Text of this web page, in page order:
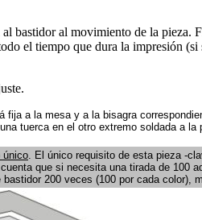
bastidor al movimiento de la pieza.
el tiempo que dura la impresión (si
fija a la mesa y a la bisagra
tuerca en el otro extremo soldada a la
único. El único requisito de esta pieza -
que si necesita una tirada de 100
200 veces (100 por cada color),